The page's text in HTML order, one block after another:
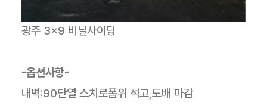
광주 3×9 비닐사이딩
-옵션사항-
내벽:90단열 스치로폼위 석고,도배 마감